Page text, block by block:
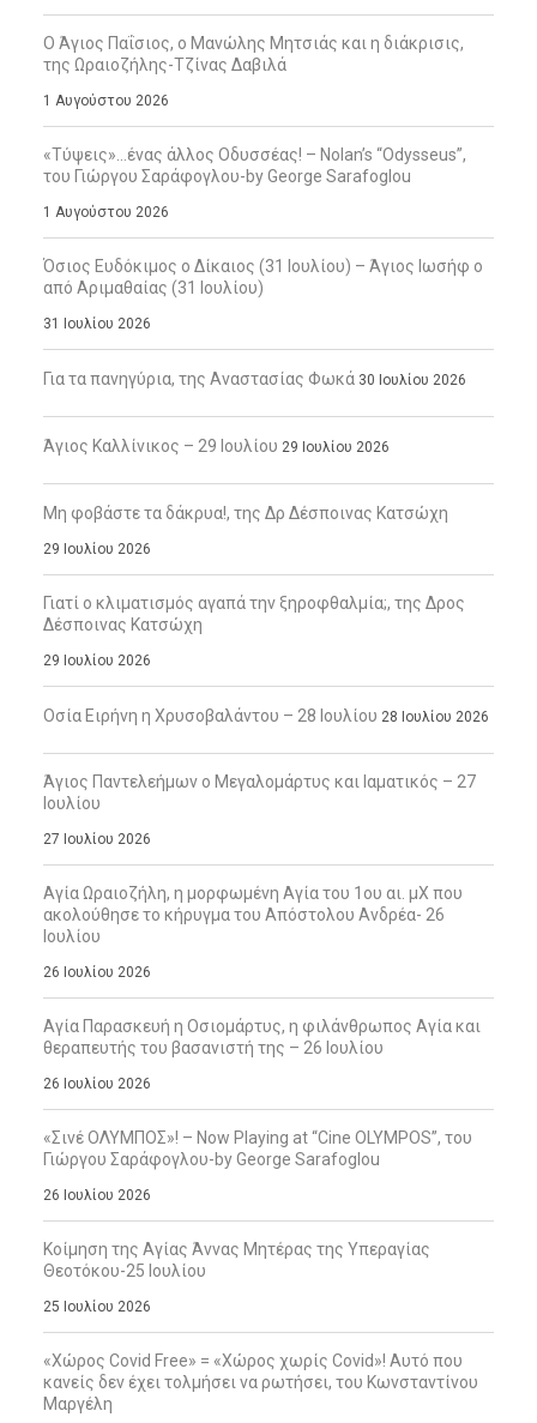
Ο Άγιος Παΐσιος, ο Μανώλης Μητσιάς και η διάκρισις,
της Ωραιοζήλης-Τζίνας Δαβιλά
1 Αυγούστου 2026
«Τύψεις»…ένας άλλος Οδυσσέας! – Nolan’s “Odysseus”,
του Γιώργου Σαράφογλου-by George Sarafoglou
1 Αυγούστου 2026
Όσιος Ευδόκιμος ο Δίκαιος (31 Ιουλίου) – Άγιος Ιωσήφ ο
από Αριμαθαίας (31 Ιουλίου)
31 Ιουλίου 2026
Για τα πανηγύρια, της Αναστασίας Φωκά 30 Ιουλίου 2026
Άγιος Καλλίνικος – 29 Ιουλίου 29 Ιουλίου 2026
Μη φοβάστε τα δάκρυα!, της Δρ Δέσποινας Κατσώχη
29 Ιουλίου 2026
Γιατί ο κλιματισμός αγαπά την ξηροφθαλμία;, της Δρος
Δέσποινας Κατσώχη
29 Ιουλίου 2026
Οσία Ειρήνη η Χρυσοβαλάντου – 28 Ιουλίου 28 Ιουλίου 2026
Άγιος Παντελεήμων ο Μεγαλομάρτυς και Ιαματικός – 27
Ιουλίου
27 Ιουλίου 2026
Αγία Ωραιοζήλη, η μορφωμένη Αγία του 1ου αι. μΧ που
ακολούθησε το κήρυγμα του Απόστολου Ανδρέα- 26
Ιουλίου
26 Ιουλίου 2026
Αγία Παρασκευή η Οσιομάρτυς, η φιλάνθρωπος Αγία και
θεραπευτής του βασανιστή της – 26 Ιουλίου
26 Ιουλίου 2026
«Σινέ ΟΛΥΜΠΟΣ»! – Now Playing at “Cine OLYMPOS”, του
Γιώργου Σαράφογλου-by George Sarafoglou
26 Ιουλίου 2026
Κοίμηση της Αγίας Άννας Μητέρας της Υπεραγίας
Θεοτόκου-25 Ιουλίου
25 Ιουλίου 2026
«Χώρος Covid Free» = «Χώρος χωρίς Covid»! Αυτό που
κανείς δεν έχει τολμήσει να ρωτήσει, του Κωνσταντίνου
Μαργέλη